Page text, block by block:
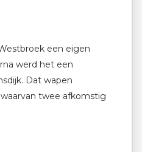
een eigen
werd het een
Dat wapen
twee afkomstig